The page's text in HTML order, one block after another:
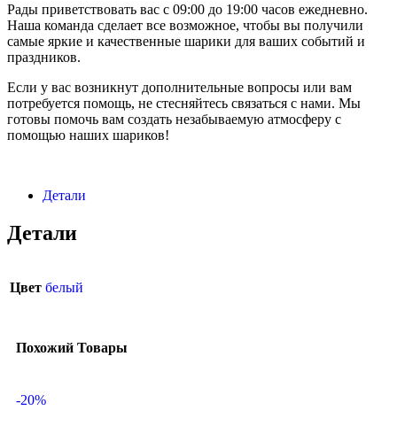
Рады приветствовать вас с 09:00 до 19:00 часов ежедневно.
Наша команда сделает все возможное, чтобы вы получили
самые яркие и качественные шарики для ваших событий и
праздников.
Если у вас возникнут дополнительные вопросы или вам
потребуется помощь, не стесняйтесь связаться с нами. Мы
готовы помочь вам создать незабываемую атмосферу с
помощью наших шариков!
Детали
Детали
Цвет белый
Похожий Товары
-20%